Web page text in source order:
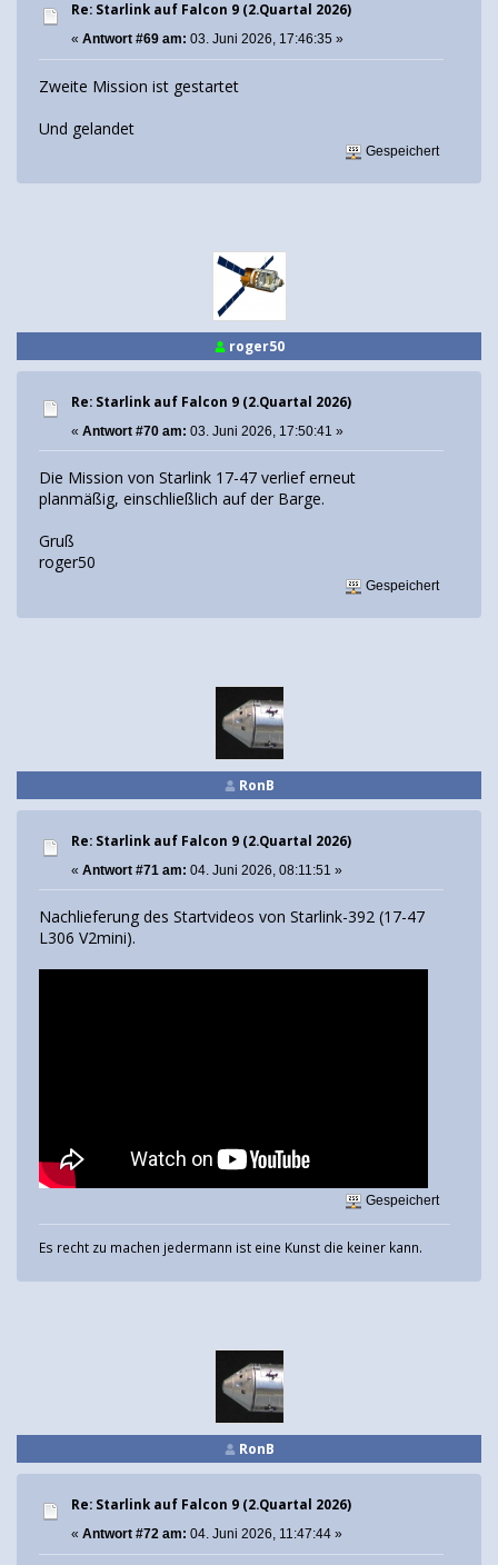
Re: Starlink auf Falcon 9 (2.Quartal 2026)
« Antwort #69 am: 03. Juni 2026, 17:46:35 »
Zweite Mission ist gestartet
Und gelandet
Gespeichert
roger50
Re: Starlink auf Falcon 9 (2.Quartal 2026)
« Antwort #70 am: 03. Juni 2026, 17:50:41 »
Die Mission von Starlink 17-47 verlief erneut
planmäßig, einschließlich auf der Barge.
Gruß
roger50
Gespeichert
RonB
Re: Starlink auf Falcon 9 (2.Quartal 2026)
« Antwort #71 am: 04. Juni 2026, 08:11:51 »
Nachlieferung des Startvideos von Starlink-392 (17-47
L306 V2mini).
Gespeichert
Es recht zu machen jedermann ist eine Kunst die keiner kann.
RonB
Re: Starlink auf Falcon 9 (2.Quartal 2026)
« Antwort #72 am: 04. Juni 2026, 11:47:44 »